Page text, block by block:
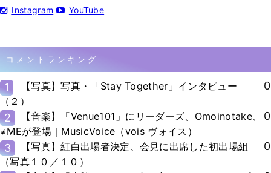
Instagram YouTube
コメントランキング
1
【写真】写真・「Stay Together」インタビュー
（２）
0
2
【音楽】「Venue101」にリーダーズ、Omoinotake、
≠MEが登場｜MusicVoice（vois ヴォイス）
0
3
【写真】紅白出場者決定、会見に出席した初出場組
（写真１０／１０）
0